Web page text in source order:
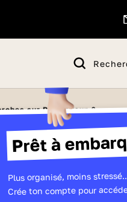
Prêt à
Plus organisé, moins
Crée ton compte pour
sur Parcoursup ?
?